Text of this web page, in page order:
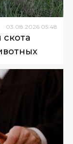
03.08.2026 05:48